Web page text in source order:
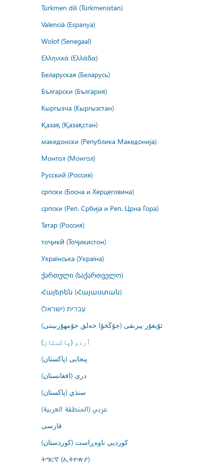
Türkmen dili (Türkmenistan)
Valencià (Espanya)
Wolof (Senegaal)
Ελληνικά (Ελλάδα)
Беларуская (Беларусь)
Български (България)
Кыргызча (Кыргызстан)
Қазақ (Қазақстан)
македонски (Република Македонија)
Монгол (Монгол)
Русский (Россия)
српски (Босна и Херцеговина)
српски (Реп. Србија и Реп. Црна Гора)
Татар (Россия)
тоҷикӣ (Тоҷикистон)
Українська (Україна)
ქართული (საქართველო)
Հայերեն (Հայաստան)
עברית (ישראל)
ئۇيغۇر يېزىقى (جۇڭخۇا خەلق جۇمھۇرىيىتى)
اُردو (پاکستان)
پنجابی (پاکستان)
درى (افغانستان)
سنڌي (پاکستان)
عربي (المنطقة العربية)
فارسى
کوردیی ناوەڕاست (کوردستان)
ትግርኛ (ኢትዮጵያ)